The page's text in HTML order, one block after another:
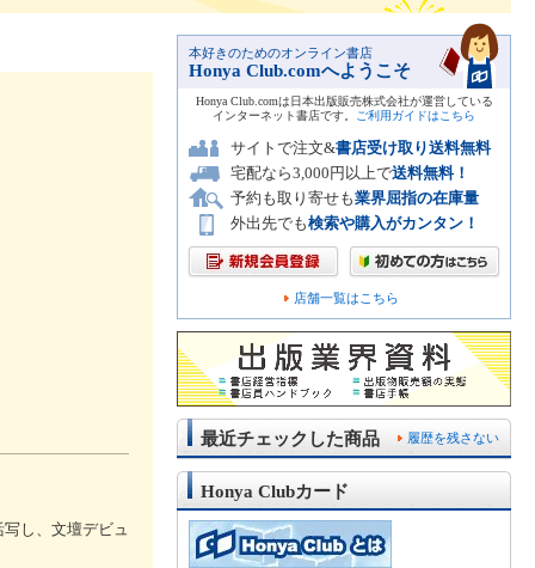
し、文壇デビュ
本好きのためのオンライン書店
Honya Club.comへようこそ
Honya Club.comは日本出版販売株式会社が運営している
インターネット書店です。
ご利用ガイドはこちら
サイトで注文&書店受け取り送料無料
宅配なら3,000円以上で送料無料！
予約も取り寄せも業界屈指の在庫量
外出先でも検索や購入がカンタン！
店舗一覧はこちら
履歴を残さない
最近チェックした商品
Honya Clubカード